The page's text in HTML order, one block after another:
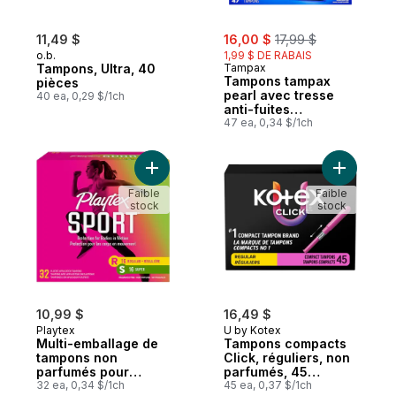
11,49 $
o.b.
Tampons, Ultra, 40
pièces
40 ea, 0,29 $/1ch
sale:
16,00 $ , formerly:
17,99 $
1,99 $ DE RABAIS
Tampax
Tampons tampax
pearl avec tresse
anti-fuites
leakguard, degré
régulier/super/super
plus, emballage
triple, non parfumés
47 ea, 0,34 $/1ch
10,99 $
Playtex
Multi-emballage de
tampons non
parfumés pour
athlètes Sport à
32 ea, 0,34 $/1ch
Ajouter Multi-emballage de tampons
Faible
stock
16,49 $
U by Kotex
Tampons compacts
Click, réguliers, non
parfumés, 45
tampons
45 ea, 0,37 $/1ch
Ajouter
Faible
stock